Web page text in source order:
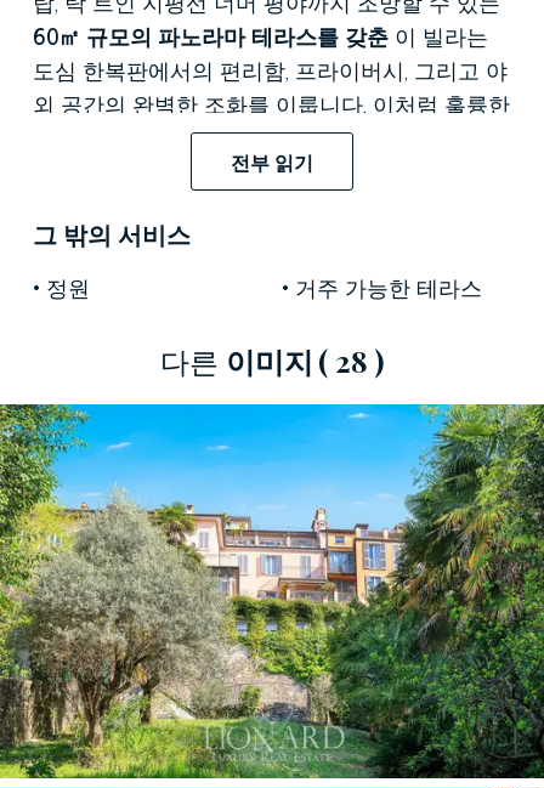
60㎡ 규모의 파노라마 테라스를 갖춘 이 빌라는
도심 한복판에서의 편리함, 프라이버시, 그리고 야
외 공간의 완벽한 조화를 이룹니다. 이처럼 훌륭한
도심 환경에서 이만한 조건을 갖춘 주택은 찾아보
기 어렵습니다. 내부는높은 천장에 치장한 스투코
금박 장식이 된 흰색 대리석 벽난로,
우화적인 프레스코화
등 20세기 초 귀족 저택 건
축 양식을 연상시키는 고급스러운 분위기를 자아
풍 거울,
고급 원목 마루 바닥, 그리고 유리문이 달
린 아치형 개구부가 어우러진 여러 개의 방이 연
결되어 우아한 분위기를 자아냅니다. 흰색 대리석
벽난로와 맞춤 제작된 흰색 가구, 그리고 두 개의
소파가 놓인넓은 거실은이 층의 중심 공간으로,
탁 트인 전망을 자랑하는 대형 슬라이딩 프렌치
창문을 통해테라스로 바로 연결됩니다. 공원이
내려다보이는 격식 있는 다이닝룸은 치장 벽토 장
미 문양으로 장식된 천장이 특징이며, 모든 설비를
갖춘 주방과 인접해 있습니다. 별도의 TV룸은 일
상생활을 위한 더욱 아늑한 공간을 제공합니다.
전부 읽기
그 밖의 서비스
정원 거주 가능한 테라스
다른 이미지 ( 28 )